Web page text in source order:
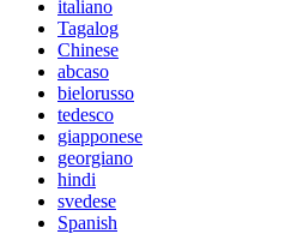
italiano
Tagalog
Chinese
abcaso
bielorusso
tedesco
giapponese
georgiano
hindi
svedese
Spanish